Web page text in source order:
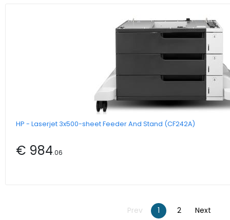
HP - Laserjet 3x500-sheet Feeder And Stand (CF242A)
€ 984.06
Prev 1 2 Next